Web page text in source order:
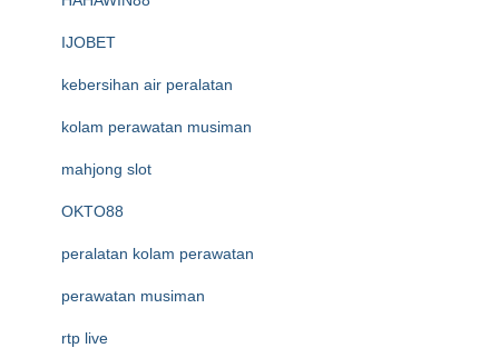
IJOBET
kebersihan air peralatan
kolam perawatan musiman
mahjong slot
OKTO88
peralatan kolam perawatan
perawatan musiman
rtp live